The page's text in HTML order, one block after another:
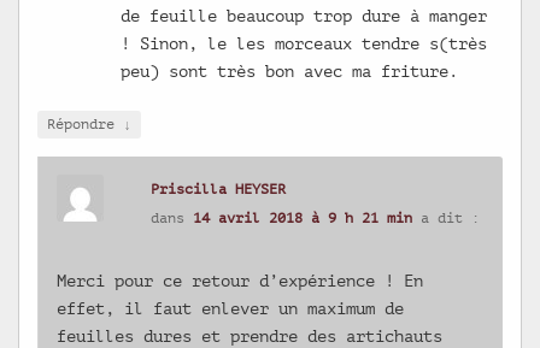
de feuille beaucoup trop dure à manger
! Sinon, le les morceaux tendre s(très
peu) sont très bon avec ma friture.
Répondre ↓
Priscilla HEYSER
dans 14 avril 2018 à 9 h 21 min a dit :
Merci pour ce retour d’expérience ! En
effet, il faut enlever un maximum de
feuilles dures et prendre des artichauts